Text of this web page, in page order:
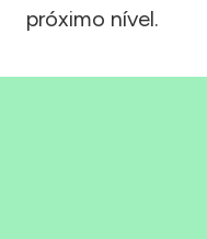
próximo nível.